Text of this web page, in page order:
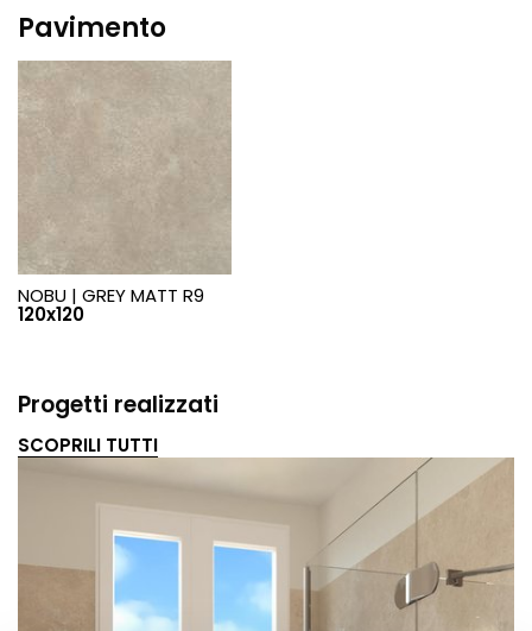
Pavimento
NOBU | GREY MATT R9
120x120
Progetti realizzati
SCOPRILI TUTTI